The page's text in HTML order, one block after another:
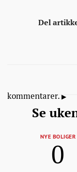
Del
kommentarer.
Se
NYE BOLIGER
0